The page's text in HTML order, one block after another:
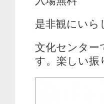
是非観にいら
文化センター
す。楽しい振